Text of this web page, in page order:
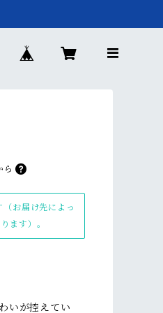
ら
お届け先によっ
ます）。
いが控えてい